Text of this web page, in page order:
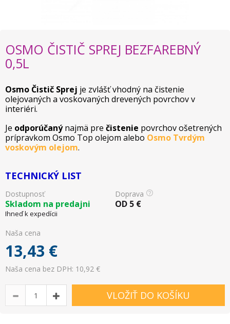
OSMO ČISTIČ SPREJ BEZFAREBNÝ
0,5L
Osmo Čistič Sprej je zvlášť vhodný na čistenie
olejovaných a voskovaných drevených povrchov v
interiéri.
Je odporúčanýnajmä pre čistenie povrchov ošetrených
prípravkom Osmo Top olejom alebo Osmo Tvrdým
voskovým olejom.
TECHNICKÝ LIST
Dostupnosť Doprava
Skladom na predajni
Ihneď k expedícii
OD 5 €
Naša cena
13,43 €
Naša cena bez DPH: 10,92 €
VLOŽIŤ DO KOŠÍKU